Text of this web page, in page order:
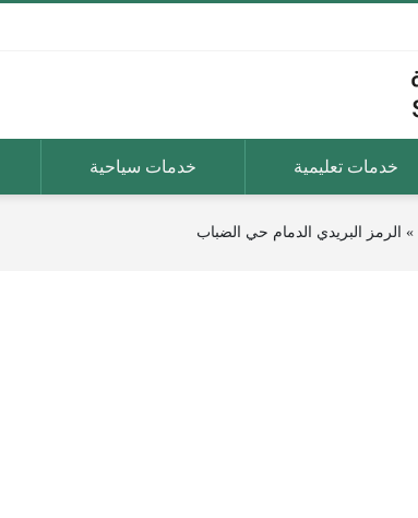
خدمات تعليمية خدمات سياحية
» الرمز البريدي الدمام حي الضباب